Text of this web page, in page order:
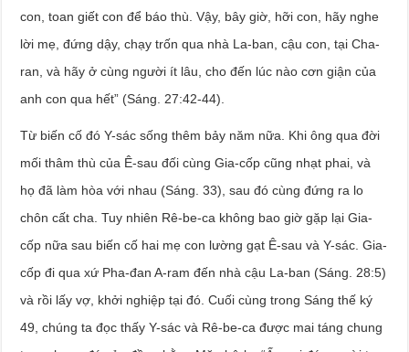
con, toan giết con để báo thù. Vậy, bây giờ, hỡi con, hãy nghe
lời mẹ, đứng dậy, chạy trốn qua nhà La-ban, cậu con, tại Cha-
ran, và hãy ở cùng người ít lâu, cho đến lúc nào cơn giận của
anh con qua hết” (Sáng. 27:42-44).
Từ biến cố đó Y-sác sống thêm bảy năm nữa. Khi ông qua đời
mối thâm thù của Ê-sau đối cùng Gia-cốp cũng nhạt phai, và
họ đã làm hòa với nhau (Sáng. 33), sau đó cùng đứng ra lo
chôn cất cha. Tuy nhiên Rê-be-ca không bao giờ gặp lại Gia-
cốp nữa sau biến cố hai mẹ con lường gạt Ê-sau và Y-sác. Gia-
cốp đi qua xứ Pha-đan A-ram đến nhà cậu La-ban (Sáng. 28:5)
và rồi lấy vợ, khởi nghiệp tại đó. Cuối cùng trong Sáng thế ký
49, chúng ta đọc thấy Y-sác và Rê-be-ca được mai táng chung